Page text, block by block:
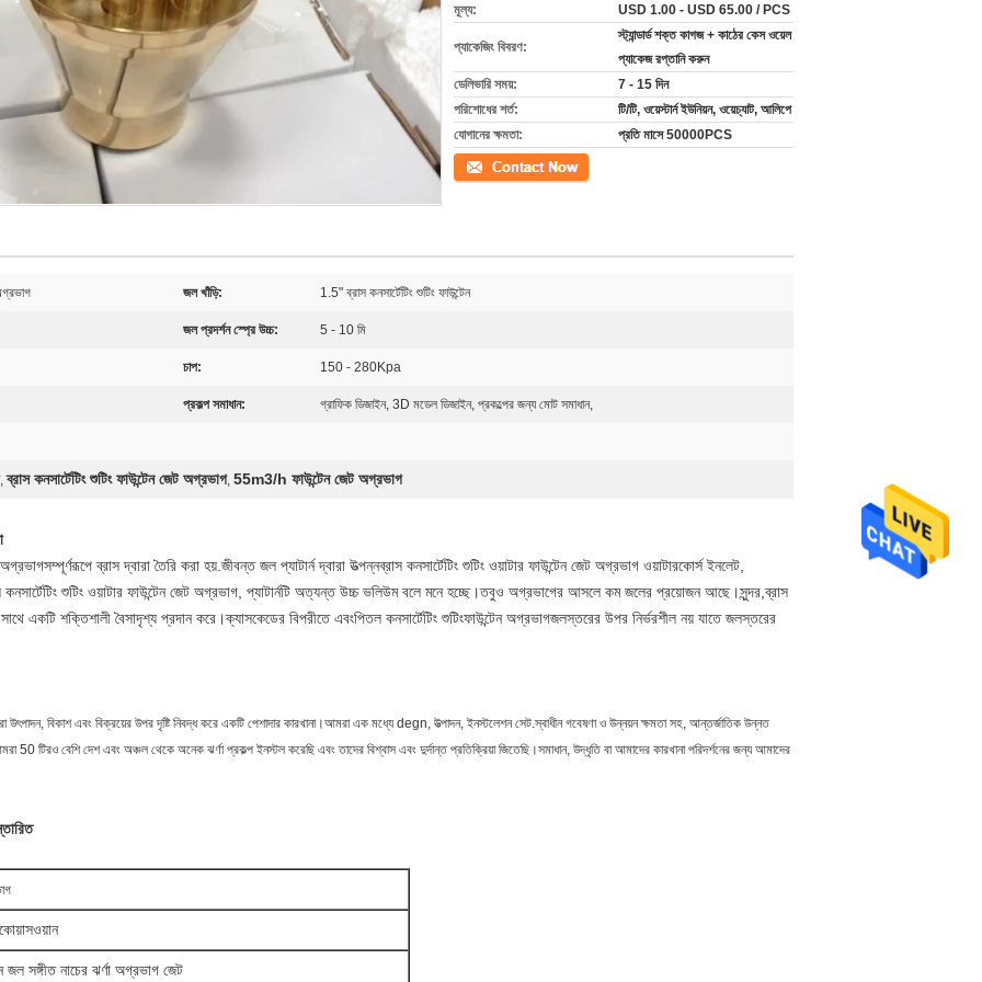
মূল্য: USD 1.00 - USD 65.00 / PCS
প্যাকেজিং বিবরণ:
স্ট্যান্ডার্ড শক্ত কাগজ + কাঠের কেস ওয়েল
প্যাকেজ রপ্তানি করুন
ডেলিভারি সময়:
7 - 15 দিন
পরিশোধের শর্ত:
টি/টি, ওয়েস্টার্ন ইউনিয়ন, ওয়েচ্যাট, আলিপে
যোগানের ক্ষমতা:
প্রতি মাসে 50000PCS
যোগাযোগ
জল খাঁড়ি: 1.5" ব্রাস কনসার্টেটিং শুটিং ফাউন্টেন
জল প্রদর্শন স্প্রে উচ্চ: 5 - 10 মি
চাপ: 150 - 280Kpa
প্রকল্প সমাধান: গ্রাফিক ডিজাইন, 3D মডেল ডিজাইন, প্রকল্পের জন্য মোট সমাধান,
,ব্রাস কনসার্টেটিং শুটিং ফাউন্টেন জেট অগ্রভাগ, 55m3/h ফাউন্টেন জেট অগ্রভাগ
অগ্রভাগসম্পূর্ণরূপে ব্রাস দ্বারা তৈরি করা হয়.জীবন্ত জল প্যাটার্ন দ্বারা উত্পন্নব্রাস কনসার্টেটিং শুটিং ওয়াটার ফাউন্টেন জেট অগ্রভাগ ওয়াটারকোর্স ইনলেট,
কনসার্টেটিং শুটিং ওয়াটার ফাউন্টেন জেট অগ্রভাগ , প্যাটার্নটি অত্যন্ত উচ্চ ভলিউম বলে মনে হচ্ছে।তবুও অগ্রভাগের আসলে কম জলের প্রয়োজন আছে।সুন্দর,ব্রাস
একটি শক্তিশালী বৈসাদৃশ্য প্রদান করে।ক্যাসকেডের বিপরীতে এবংপিতল কনসার্টেটিং শুটিংফাউন্টেন অগ্রভাগজলস্তরের উপর নির্ভরশীল নয় যাতে জলস্তরের
বিকাশ এবং বিক্রয়ের উপর দৃষ্টি নিবদ্ধ করে একটি পেশাদার কারখানা।আমরা এক মধ্যে degn, উত্পাদন, ইনস্টলেশন সেট.স্বাধীন গবেষণা ও উন্নয়ন ক্ষমতা সহ, আন্তর্জাতিক উন্নত
50 টিরও বেশি দেশ এবং অঞ্চল থেকে অনেক ঝর্ণা প্রকল্প ইনস্টল করেছি এবং তাদের বিশ্বাস এবং দুর্দান্ত প্রতিক্রিয়া জিতেছি।সমাধান, উদ্ধৃতি বা আমাদের কারখানা পরিদর্শনের জন্য আমাদের
জল সঙ্গীত নাচের ঝর্ণা অগ্রভাগ জেট